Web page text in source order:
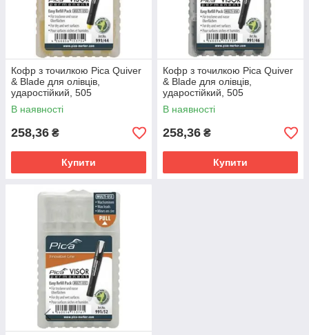
Кофр з точилкою Pica Quiver
& Blade для олівців,
ударостійкий, 505
В наявності
258,36 ₴
Купити
Кофр з точилкою Pica Quiver
& Blade для олівців,
ударостійкий, 505
В наявності
258,36 ₴
Купити